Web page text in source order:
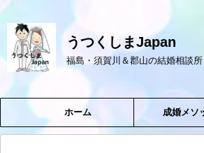
うつくしまJapan
福島・須賀川＆郡山の結婚相談
ホーム 成婚メソ